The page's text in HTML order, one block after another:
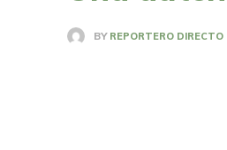
BY REPORTERO DIRECTO